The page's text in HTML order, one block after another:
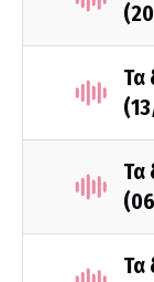
Τα
Τα
Τα